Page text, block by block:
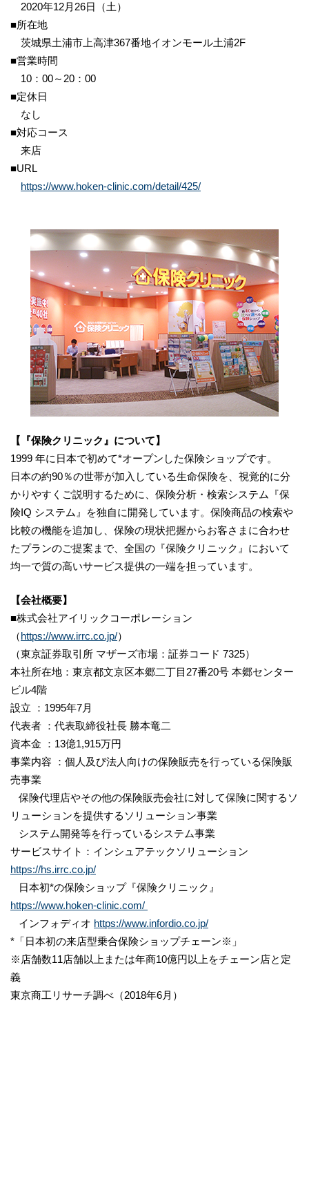
2020年12月26日（土）
■所在地
茨城県土浦市上高津367番地イオンモール土浦2F
■営業時間
10：00～20：00
■定休日
なし
■対応コース
来店
■URL
https://www.hoken-clinic.com/detail/425/
【『保険クリニック』について】
1999 年に日本で初めて*オープンした保険ショップです。
日本の約90％の世帯が加入している生命保険を、視覚的に分
かりやすくご説明するために、保険分析・検索システム『保
険IQ システム』を独自に開発しています。保険商品の検索や
比較の機能を追加し、保険の現状把握からお客さまに合わせ
たプランのご提案まで、全国の『保険クリニック』において
均一で質の高いサービス提供の一端を担っています。
【会社概要】
■株式会社アイリックコーポレーション
（https://www.irrc.co.jp/）
（東京証券取引所 マザーズ市場：証券コード 7325）
本社所在地：東京都文京区本郷二丁目27番20号 本郷センター
ビル4階
設立 ：1995年7月
代表者 ：代表取締役社長 勝本竜二
資本金 ：13億1,915万円
事業内容 ：個人及び法人向けの保険販売を行っている保険販
売事業
保険代理店やその他の保険販売会社に対して保険に関するソ
リューションを提供するソリューション事業
システム開発等を行っているシステム事業
サービスサイト：インシュアテックソリューション
https://hs.irrc.co.jp/
日本初*の保険ショップ『保険クリニック』
https://www.hoken-clinic.com/
インフォディオ https://www.infordio.co.jp/
*「日本初の来店型乗合保険ショップチェーン※」
※店舗数11店舗以上または年商10億円以上をチェーン店と定
義
東京商工リサーチ調べ（2018年6月）